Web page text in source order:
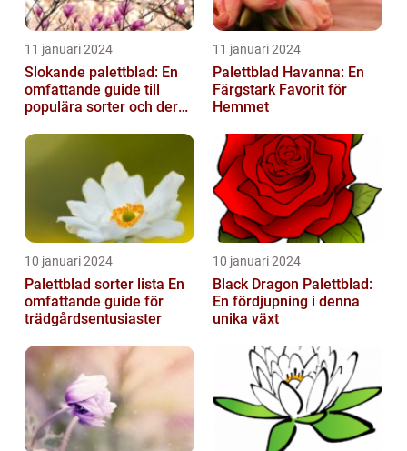
11 januari 2024
Slokande palettblad: En
omfattande guide till
populära sorter och deras
11 januari 2024
Palettblad Havanna: En
Färgstark Favorit för
Hemmet
10 januari 2024
Palettblad sorter lista En
omfattande guide för
trädgårdsentusiaster
10 januari 2024
Black Dragon Palettblad:
En fördjupning i denna
unika växt